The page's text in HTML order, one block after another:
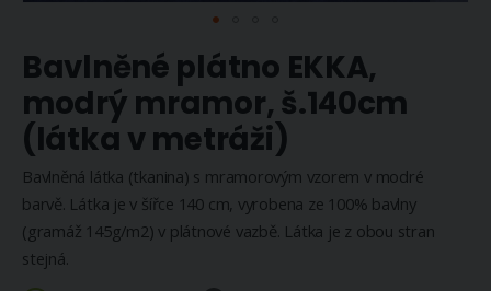
na
začátek
galerie
s
obrázky
Bavlněné plátno EKKA,
modrý mramor, š.140cm
(látka v metráži)
Bavlněná látka (tkanina) s mramorovým vzorem v modré
barvě. Látka je v šířce 140 cm, vyrobena ze 100% bavlny
(gramáž 145g/m2) v plátnové vazbě. Látka je z obou stran
stejná.